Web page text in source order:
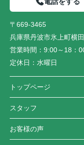
〒669-3465
兵庫県丹波市氷上町横
営業時間： 9:00～18：
定休日： 水曜日
トップページ
スタッフ
お客様の声